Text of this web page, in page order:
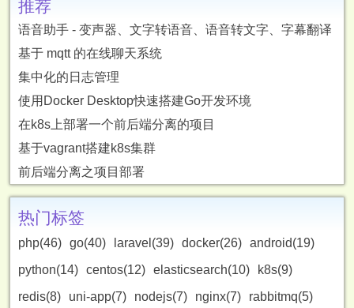
推荐
语音助手 - 变声器、文字转语音、语音转文字、字幕翻译
基于 mqtt 的在线聊天系统
集中化的日志管理
使用Docker Desktop快速搭建Go开发环境
在k8s上部署一个前后端分离的项目
基于vagrant搭建k8s集群
前后端分离之项目部署
热门标签
php(46) go(40) laravel(39) docker(26) android(19)
python(14) centos(12) elasticsearch(10)
k8s(9)
redis(8)
uni-app(7) nodejs(7) nginx(7)
rabbitmq(5)